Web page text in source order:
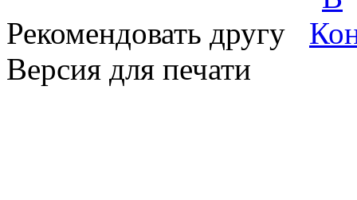
Рекомендовать другу
Версия для печати